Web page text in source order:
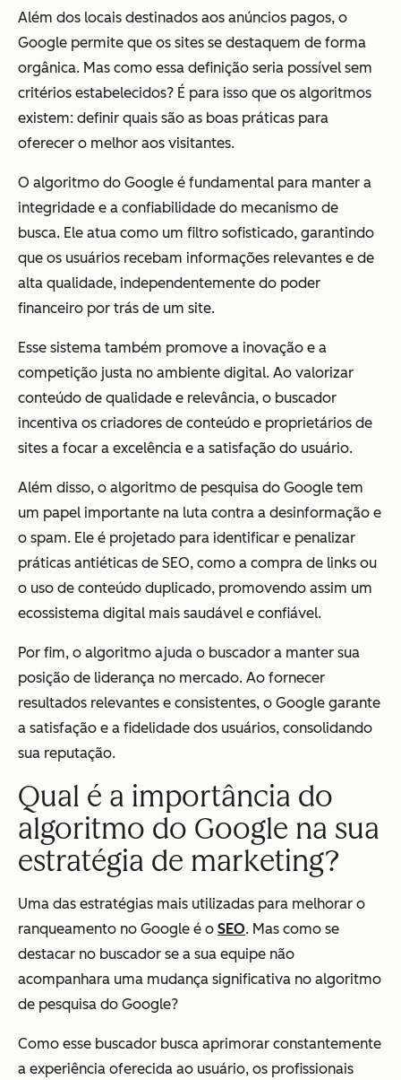
Além dos locais destinados aos anúncios pagos, o
Google permite que os sites se destaquem de forma
orgânica. Mas como essa definição seria possível sem
critérios estabelecidos? É para isso que os algoritmos
existem: definir quais são as boas práticas para
oferecer o melhor aos visitantes.
O algoritmo do Google é fundamental para manter a
integridade e a confiabilidade do mecanismo de
busca. Ele atua como um filtro sofisticado, garantindo
que os usuários recebam informações relevantes e de
alta qualidade, independentemente do poder
financeiro por trás de um site.
Esse sistema também promove a inovação e a
competição justa no ambiente digital. Ao valorizar
conteúdo de qualidade e relevância, o buscador
incentiva os criadores de conteúdo e proprietários de
sites a focar a excelência e a satisfação do usuário.
Além disso, o algoritmo de pesquisa do Google tem
um papel importante na luta contra a desinformação e
o spam. Ele é projetado para identificar e penalizar
práticas antiéticas de SEO, como a compra de links ou
o uso de conteúdo duplicado, promovendo assim um
ecossistema digital mais saudável e confiável.
Por fim, o algoritmo ajuda o buscador a manter sua
posição de liderança no mercado. Ao fornecer
resultados relevantes e consistentes, o Google garante
a satisfação e a fidelidade dos usuários, consolidando
sua reputação.
Qual é a importância do
algoritmo do Google na sua
estratégia de marketing?
Uma das estratégias mais utilizadas para melhorar o
ranqueamento no Google é o SEO. Mas como se
destacar no buscador se a sua equipe não
acompanhara uma mudança significativa no algoritmo
de pesquisa do Google?
Como esse buscador busca aprimorar constantemente
a experiência oferecida ao usuário, os profissionais